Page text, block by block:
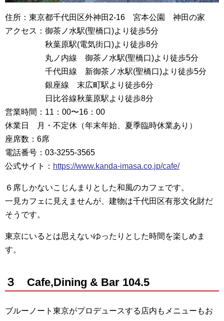
住所：東京都千代田区外神田2‐16 宮本公園 神田の家
アクセス：御茶ノ水駅(聖橋口)より徒歩5分
秋葉原駅(電気街口)より徒歩8分
丸ノ内線 御茶ノ水駅(聖橋口)より徒歩5分
千代田線 新御茶ノ水駅(聖橋口)より徒歩5分
銀座線 末広町駅より徒歩6分
日比谷線秋葉原駅より徒歩8分
営業時間：11：00〜16：00
休業日 月・不定休（年末年始、夏季臨時休業あり）
座席数：6席
電話番号：03-3255-3565
公式サイト： https://www.kanda-imasa.co.jp/cafe/
６席しかないこじんまりとした和風のカフェです。
一見カフェに見えませんが、建物は千代田区有形文化財だ
そうです。
東京にいるとは思えないゆったりとした時間を楽しめま
す。
３ Cafe,Dining & Bar 104.5
ブルーノート東京がプロデュースする店内もメニューもお